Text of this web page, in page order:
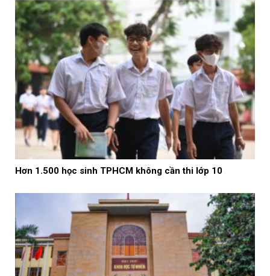
Hơn 1.500 học sinh TPHCM không cần thi lớp 10